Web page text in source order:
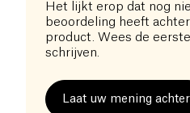
Het lijkt erop dat nog
beoordeling heeft
product. Wees de
schrijven.
Laat uw mening achter